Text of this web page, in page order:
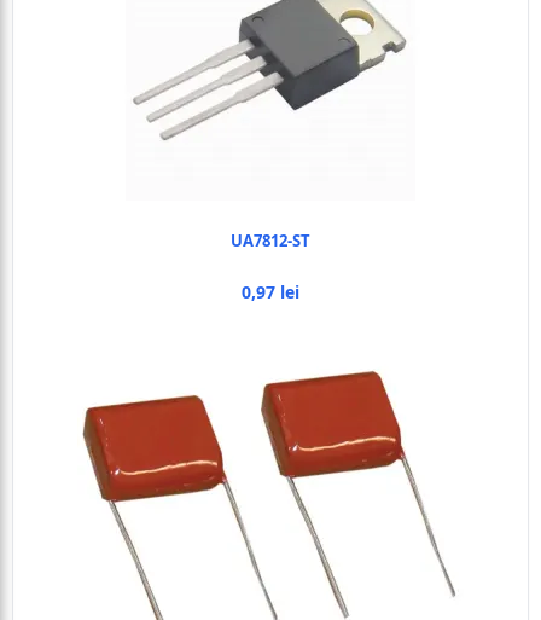
UA7812-ST
0,97 lei